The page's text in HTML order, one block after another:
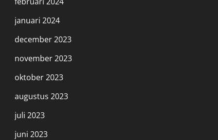
januari 2024
december 2023
november 2023
oktober 2023
augustus 2023
juli 2023
juni 2023